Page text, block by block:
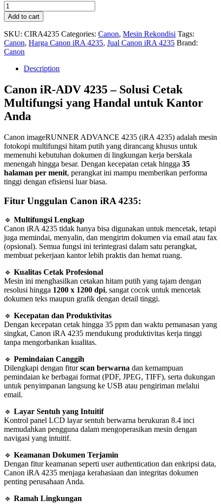
Canon
iRA
4235
quantity
Add to cart
SKU: CIRA4235 Categories: Canon, Mesin Rekondisi Tags:
Canon, Harga Canon iRA 4235, Jual Canon iRA 4235 Brand:
Canon
Description
Canon iR-ADV 4235 – Solusi Cetak
Multifungsi yang Handal untuk Kantor
Anda
Canon imageRUNNER ADVANCE 4235 (iRA 4235) adalah mesin
fotokopi multifungsi hitam putih yang dirancang khusus untuk
memenuhi kebutuhan dokumen di lingkungan kerja berskala
menengah hingga besar. Dengan kecepatan cetak hingga 35
halaman per menit, perangkat ini mampu memberikan performa
tinggi dengan efisiensi luar biasa.
Fitur Unggulan Canon iRA 4235:
🔹 Multifungsi Lengkap
Canon iRA 4235 tidak hanya bisa digunakan untuk mencetak, tetapi
juga memindai, menyalin, dan mengirim dokumen via email atau fax
(opsional). Semua fungsi ini terintegrasi dalam satu perangkat,
membuat pekerjaan kantor lebih praktis dan hemat ruang.
🔹 Kualitas Cetak Profesional
Mesin ini menghasilkan cetakan hitam putih yang tajam dengan
resolusi hingga 1200 x 1200 dpi, sangat cocok untuk mencetak
dokumen teks maupun grafik dengan detail tinggi.
🔹 Kecepatan dan Produktivitas
Dengan kecepatan cetak hingga 35 ppm dan waktu pemanasan yang
singkat, Canon iRA 4235 mendukung produktivitas kerja tinggi
tanpa mengorbankan kualitas.
🔹 Pemindaian Canggih
Dilengkapi dengan fiturscan berwarna dan kemampuan
pemindaian ke berbagai format (PDF, JPEG, TIFF), serta dukungan
untuk penyimpanan langsung ke USB atau pengiriman melalui
email.
🔹 Layar Sentuh yang Intuitif
Kontrol panel LCD layar sentuh berwarna berukuran 8.4 inci
memudahkan pengguna dalam mengoperasikan mesin dengan
navigasi yang intuitif.
🔹 Keamanan Dokumen Terjamin
Dengan fitur keamanan seperti user authentication dan enkripsi data,
Canon iRA 4235 menjaga kerahasiaan dan integritas dokumen
penting perusahaan Anda.
🔹 Ramah Lingkungan